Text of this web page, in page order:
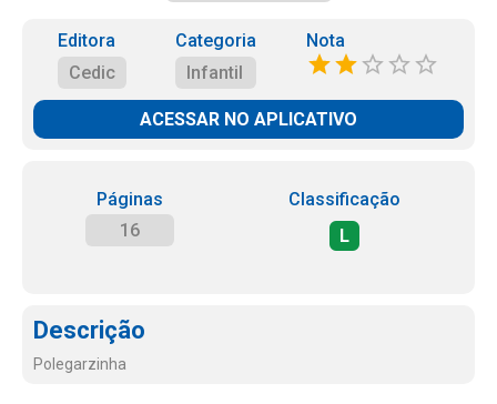
Editora
Cedic
Categoria
Infantil
Nota
ACESSAR NO APLICATIVO
Páginas
16
Classificação
L
Descrição
Polegarzinha